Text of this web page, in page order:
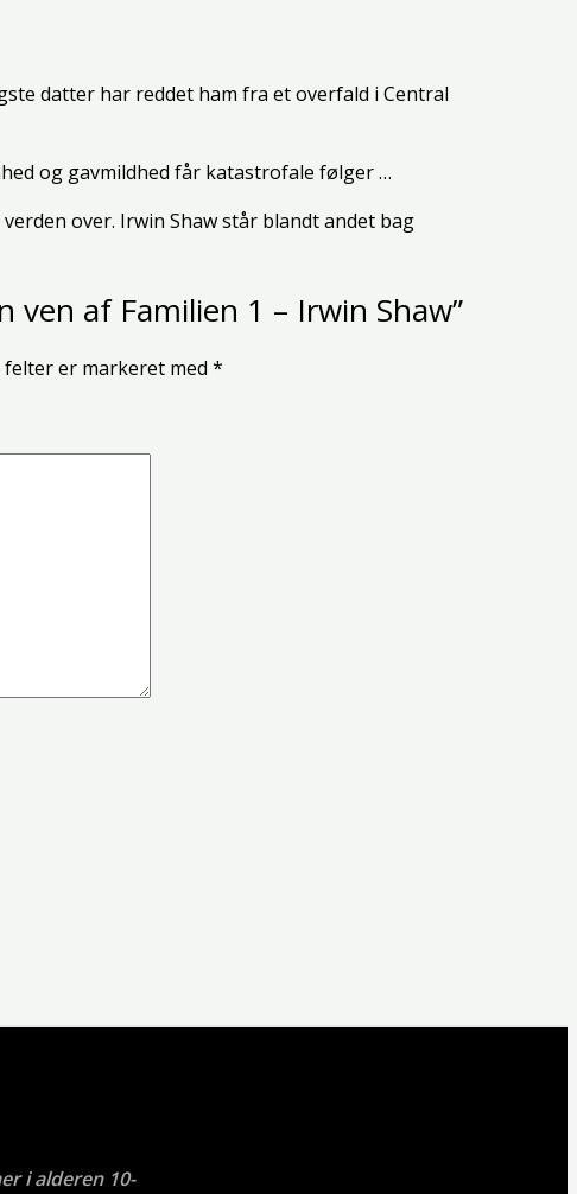
datter har reddet ham fra et overfald i Central
og gavmildhed får katastrofale følger …
over. Irwin Shaw står blandt andet bag
af Familien 1 – Irwin Shaw”
er markeret med *
i alderen 10-